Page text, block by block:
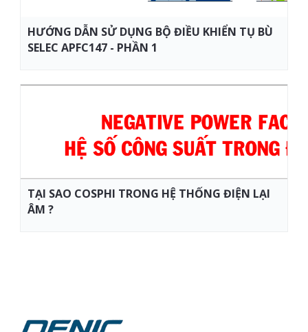
HƯỚNG DẪN SỬ DỤNG BỘ ĐIỀU KHIỂN TỤ BÙ
SELEC APFC147 - PHẦN 1
TẠI SAO COSPHI TRONG HỆ THỐNG ĐIỆN LẠI
ÂM ?